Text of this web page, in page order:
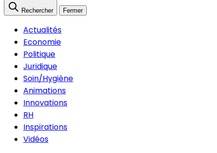
Rechercher Fermer
Actualités
Economie
Politique
Juridique
Soin/Hygiène
Animations
Innovations
RH
Inspirations
Vidéos